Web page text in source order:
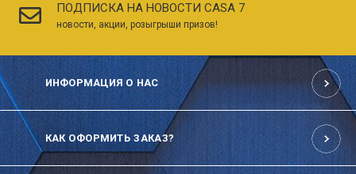
ПОДПИСКА НА НОВОСТИ CASA 7
новости, акции, розыгрыши призов!
ИНФОРМАЦИЯ О НАС
КАК ОФОРМИТЬ ЗАКАЗ?